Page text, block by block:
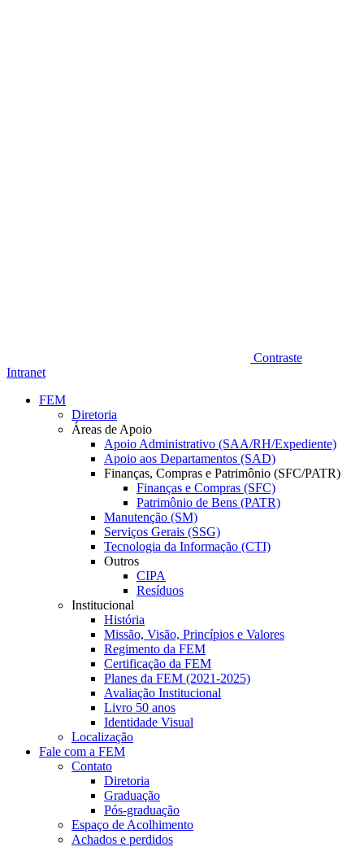
Contraste
Intranet
FEM
Diretoria
Áreas de Apoio
Apoio Administrativo (SAA/RH/Expediente)
Apoio aos Departamentos (SAD)
Finanças, Compras e Patrimônio (SFC/PATR)
Finanças e Compras (SFC)
Patrimônio de Bens (PATR)
Manutenção (SM)
Serviços Gerais (SSG)
Tecnologia da Informação (CTI)
Outros
CIPA
Resíduos
Institucional
História
Missão, Visão, Princípios e Valores
Regimento da FEM
Certificação da FEM
Planes da FEM (2021-2025)
Avaliação Institucional
Livro 50 anos
Identidade Visual
Localização
Fale com a FEM
Contato
Diretoria
Graduação
Pós-graduação
Espaço de Acolhimento
Achados e perdidos